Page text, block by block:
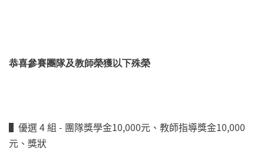
恭喜參賽團隊及教師榮獲以下殊榮
▌優選 4 組 - 團隊獎學金10,000元、教師指導獎金10,000
元、獎狀